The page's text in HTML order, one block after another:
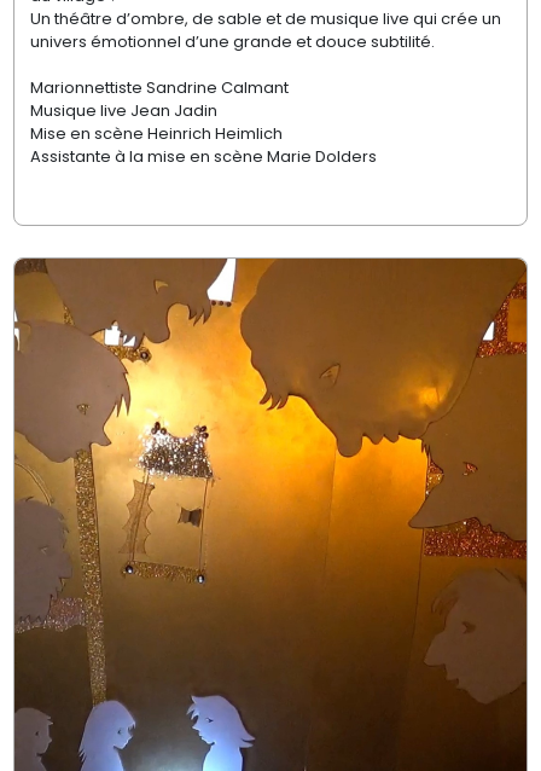
Un théâtre d’ombre, de sable et de musique live qui crée un
univers émotionnel d’une grande et douce subtilité.
Marionnettiste Sandrine Calmant
Musique live Jean Jadin
Mise en scène Heinrich Heimlich
Assistante à la mise en scène Marie Dolders